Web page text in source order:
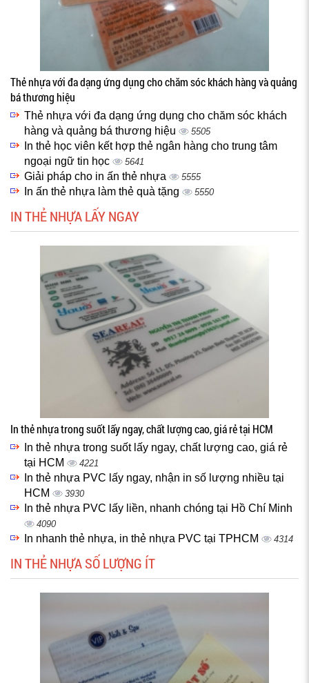
Thẻ nhựa với đa dạng ứng dụng cho chăm sóc khách hàng và quảng
bá thương hiệu
Thẻ nhựa với đa dạng ứng dụng cho chăm sóc khách
hàng và quảng bá thương hiệu
5505
In thẻ học viên kết hợp thẻ ngân hàng cho trung tâm
ngoại ngữ tin học
5641
Giải pháp cho in ấn thẻ nhựa 5555
In ấn thẻ nhựa làm thẻ quà tặng 5550
IN THẺ NHỰA LẤY NGAY
In thẻ nhựa trong suốt lấy ngay, chất lượng cao, giá rẻ tại HCM
In thẻ nhựa trong suốt lấy ngay, chất lượng cao, giá rẻ
tại HCM
4221
In thẻ nhựa PVC lấy ngay, nhận in số lượng nhiều tại
HCM
3930
In thẻ nhựa PVC lấy liền, nhanh chóng tại Hồ Chí Minh
4090
In nhanh thẻ nhựa, in thẻ nhựa PVC tại TPHCM 4314
IN THẺ NHỰA SỐ LƯỢNG ÍT